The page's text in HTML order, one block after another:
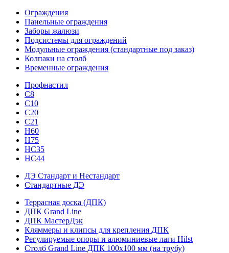
Ограждения
Панельные ограждения
Заборы жалюзи
Подсистемы для ограждений
Модульные ограждения (стандартные под заказ)
Колпаки на столб
Временные ограждения
Профнастил
С8
С10
С20
С21
H60
H75
HС35
НС44
ДЭ Стандарт и Нестандарт
Стандартные ДЭ
Террасная доска (ДПК)
ДПК Grand Line
ДПК МастерДэк
Кляммеры и клипсы для крепления ДПК
Регулируемые опоры и алюминиевые лаги Hilst
Столб Grand Line ДПК 100х100 мм (на трубу)